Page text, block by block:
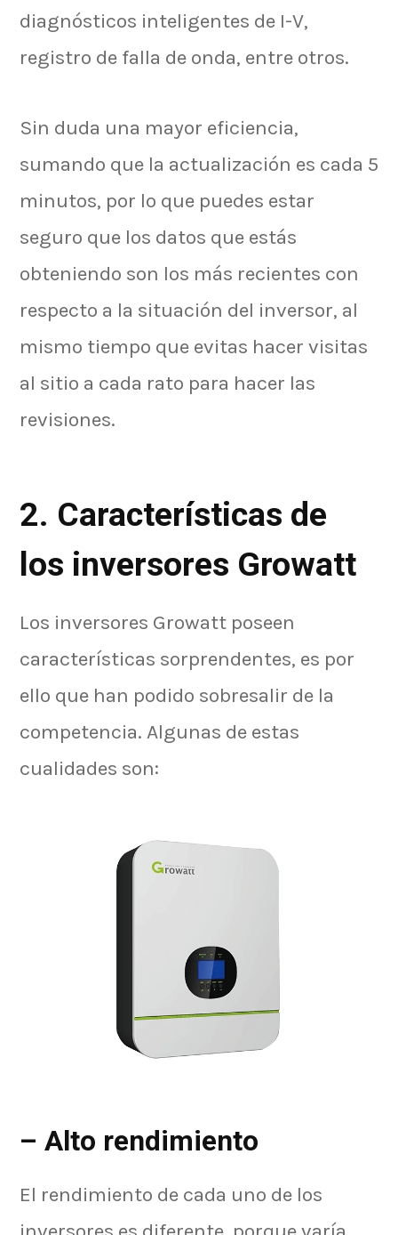
diagnósticos inteligentes de I-V,
registro de falla de onda, entre otros.
Sin duda una mayor eficiencia,
sumando que la actualización es cada 5
minutos, por lo que puedes estar
seguro que los datos que estás
obteniendo son los más recientes con
respecto a la situación del inversor, al
mismo tiempo que evitas hacer visitas
al sitio a cada rato para hacer las
revisiones.
2. Características de
los inversores Growatt
Los inversores Growatt poseen
características sorprendentes, es por
ello que han podido sobresalir de la
competencia. Algunas de estas
cualidades son:
– Alto rendimiento
El rendimiento de cada uno de los